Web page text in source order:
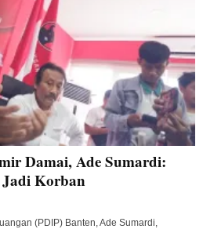
Damai, Ade Sumardi:
Korban
(PDIP) Banten, Ade Sumardi,